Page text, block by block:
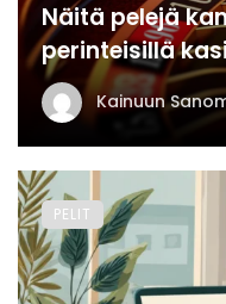
Näitä pelejä
perinteisillä
Kainuun
PELIT